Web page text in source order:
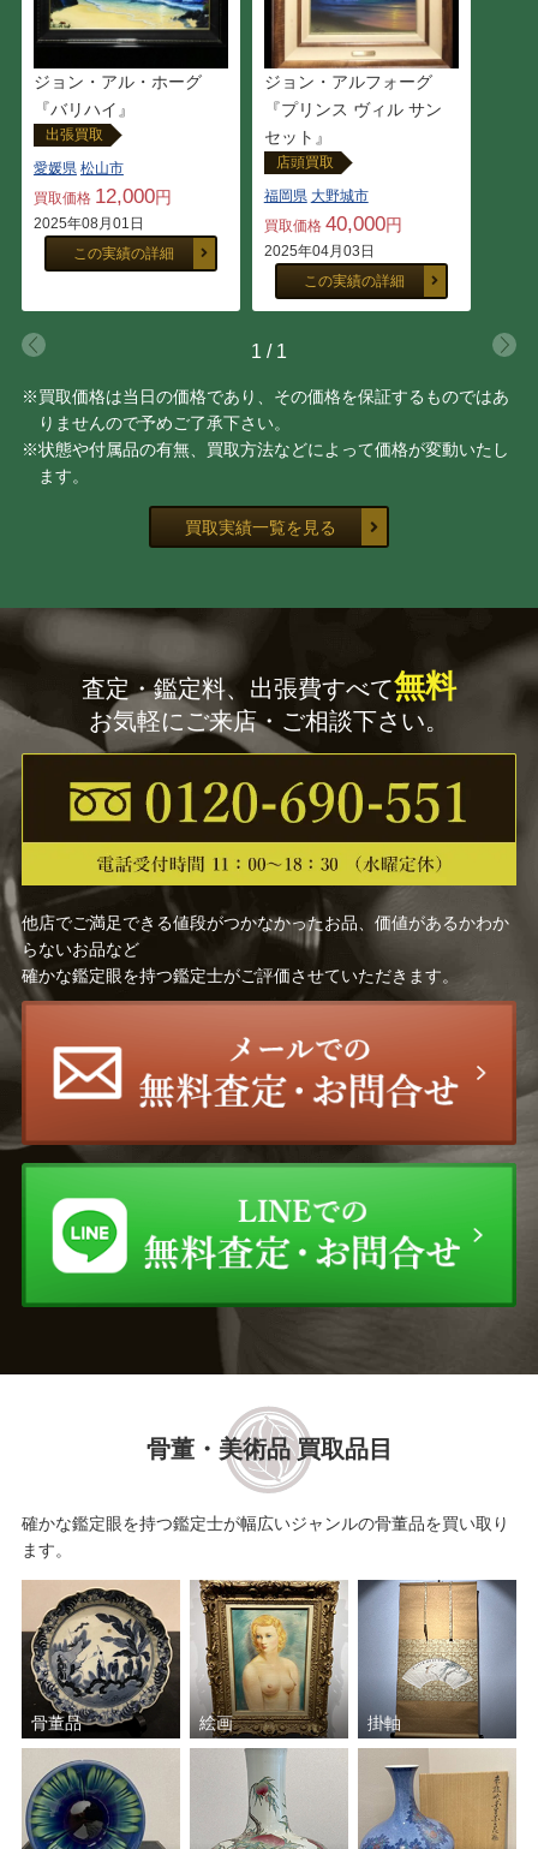
曽根 茂 高野 三三男
野村 義照 田中 善明
城 康夫 長沼 貴美代
深澤 昭明 楢原 健三
山岸 正巳 小向 貢嗣
野間 仁根
（Andre Vigud）
福王寺 法林
ネイト・ジョルジオ 前田 麻里
坂本 繁二郎 クロード・ワイズバッシュ
高畠達四郎 尾身周三
耳野 卯三郎 モイズ・キスリング
糸園 和三郎 舟木 誠一郎
林 喜市郎 ダニエル・ボネック
余村 展 ジャン・フォートリエ
西村 計雄 谷口 和正
田中 阿喜良 遠藤 昭吾
松任谷 國子
藤田 吉香 村田 省蔵
レスリー・セイヤー 中村 清治
北川 民次 アルフォンス・ミュシャ
ウィリム・ヘンラート 楊 三郎（ヤン・サンラン）
高木 公史 ミッシェル・ドラクロワ
古吉 弘 モーリス・ユトリロ
ジョン・アル・ホーグ
『バリハイ』
出張買取
愛媛県 松山市
買取価格 12,000円
2025年08月01日
この実績の詳細
ジョン・アルフォーグ
『プリンス ヴィル サン
セット』
店頭買取
福岡県 大野城市
買取価格 40,000円
2025年04月03日
この実績の詳細
1 / 1
※買取価格は当日の価格であり、その価格を保証するものではあ
りませんので予めご了承下さい。
※状態や付属品の有無、買取方法などによって価格が変動いたし
ます。
買取実績一覧を見る
査定・鑑定料、出張費すべて無料
お気軽にご来店・ご相談下さい。
他店でご満足できる値段がつかなかったお品、価値があるかわか
らないお品など
確かな鑑定眼を持つ鑑定士がご評価させていただきます。
骨董・美術品 買取品目
確かな鑑定眼を持つ鑑定士が幅広いジャンルの骨董品を買い取り
ます。
骨董品 絵画 掛軸